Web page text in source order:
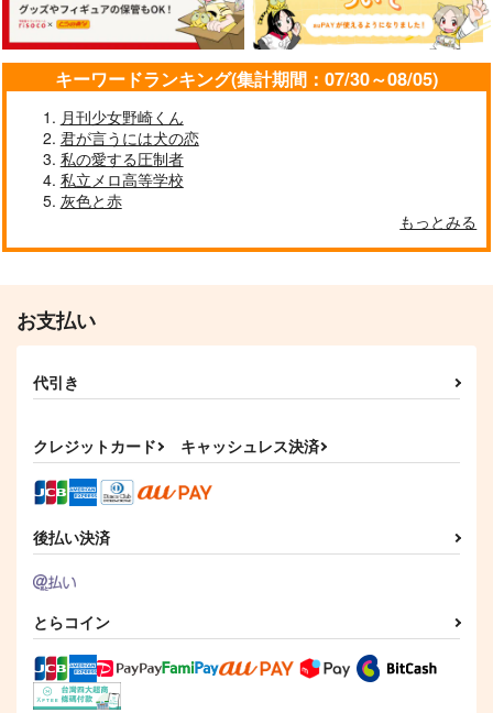
キーワードランキング(集計期間：07/30～08/05)
月刊少女野崎くん
君が言うには犬の恋
私の愛する圧制者
私立メロ高等学校
灰色と赤
もっとみる
お支払い
代引き
クレジットカード キャッシュレス決済
後払い決済
とらコイン